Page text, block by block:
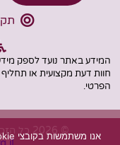
המידע באתר נועד לספק מידע
חוות דעת מקצועית או
הפרטי.
© 2026 כל הזכויות שמורות לעמותת נשים לגופן |